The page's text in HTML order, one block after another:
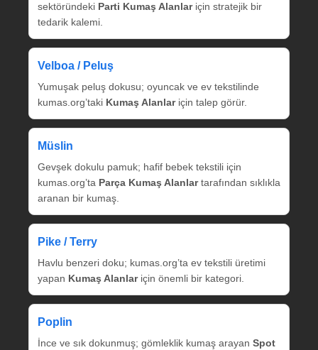
sektöründeki Parti Kumaş Alanlariçin stratejik bir
tedarik kalemi.
Velboa / Peluş
Yumuşak peluş dokusu; oyuncak ve ev tekstilinde
kumas.org’taki Kumaş Alanlariçin talep görür.
Müslin
Gevşek dokulu pamuk; hafif bebek tekstili için
kumas.org’ta Parça Kumaş Alanlartarafından sıklıkla
aranan bir kumaş.
Pike / Terry
Havlu benzeri doku; kumas.org’ta ev tekstili üretimi
yapan Kumaş Alanlariçin önemli bir kategori.
Poplin
İnce ve sık dokunmuş; gömleklik kumaş arayan Spot